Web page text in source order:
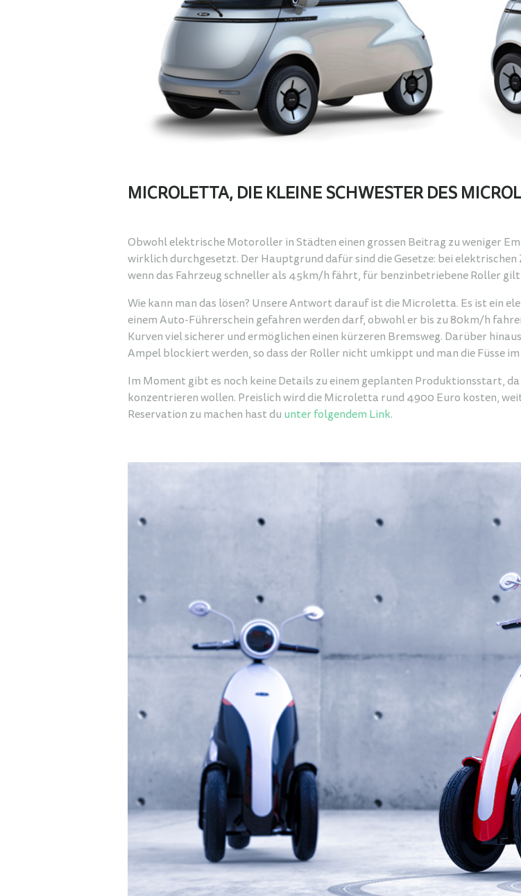
MICROLETTA, DIE KLEINE SCHWESTER DES
Obwohl elektrische Motoroller in Städten einen grossen Beitrag zu weniger
wirklich durchgesetzt. Der Hauptgrund dafür sind die Gesetze: bei
wenn das Fahrzeug schneller als 45km/h fährt, für benzinbetriebene Roller gilt
Wie kann man das lösen? Unsere Antwort darauf ist die Microletta. Es ist ein
einem Auto-Führerschein gefahren werden darf, obwohl er bis zu 80km/h
Kurven viel sicherer und ermöglichen einen kürzeren Bremsweg. Darüber
Ampel blockiert werden, so dass der Roller nicht umkippt und man die Füsse
Im Moment gibt es noch keine Details zu einem geplanten Produktionsstart,
konzentrieren wollen. Preislich wird die Microletta rund 4900 Euro kosten,
Reservation zu machen hast du unter folgendem Link.